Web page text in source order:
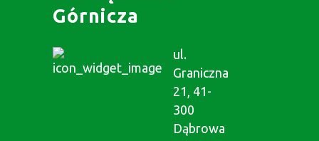
Górnicza
ul.
Graniczna
21, 41-
300
Dąbrowa